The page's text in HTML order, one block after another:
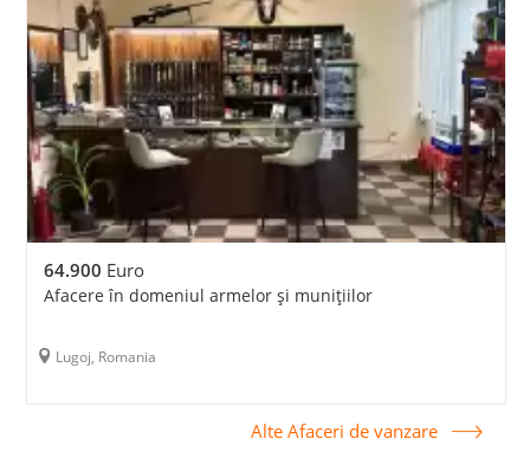
64.900 Euro
Afacere în domeniul armelor și munițiilor
Lugoj, Romania
Alte Afaceri de vanzare